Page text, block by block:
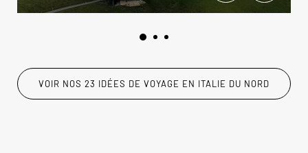
VOIR NOS 23 IDÉES DE VOYAGE EN ITALIE DU NORD